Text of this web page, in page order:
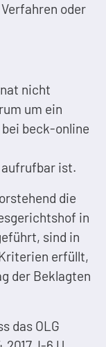
oder
nicht
um ein
beck-online
ist.
die
in
sind in
erfüllt,
der Beklagten
das OLG